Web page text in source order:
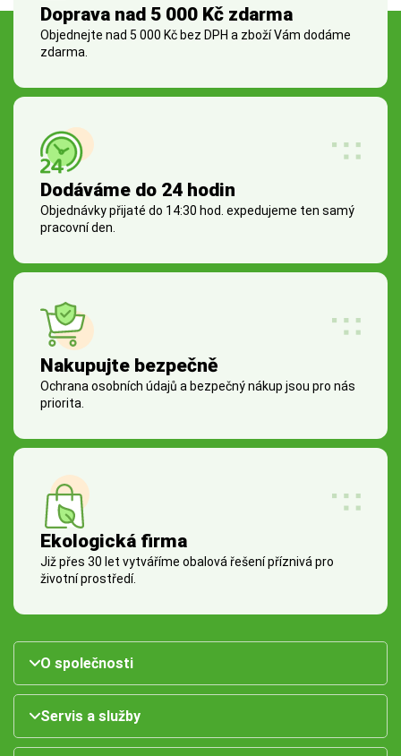
Doprava nad 5 000 Kč zdarma
Objednejte nad 5 000 Kč bez DPH a zboží Vám dodáme
zdarma.
Dodáváme do 24 hodin
Objednávky přijaté do 14:30 hod. expedujeme ten samý
pracovní den.
Nakupujte bezpečně
Ochrana osobních údajů a bezpečný nákup jsou pro nás
priorita.
Ekologická firma
Již přes 30 let vytváříme obalová řešení příznivá pro
životní prostředí.
O společnosti
Servis a služby